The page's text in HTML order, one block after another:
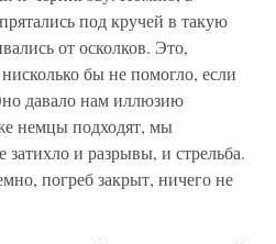
под кручей в такую
от осколков. Это,
бы не помогло, если
давало нам иллюзию
немцы подходят, мы
затихло и разрывы, и стрельба.
погреб закрыт, ничего не